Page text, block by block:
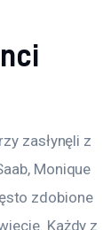
zasłynęli z
Monique
zdobione
Każdy z